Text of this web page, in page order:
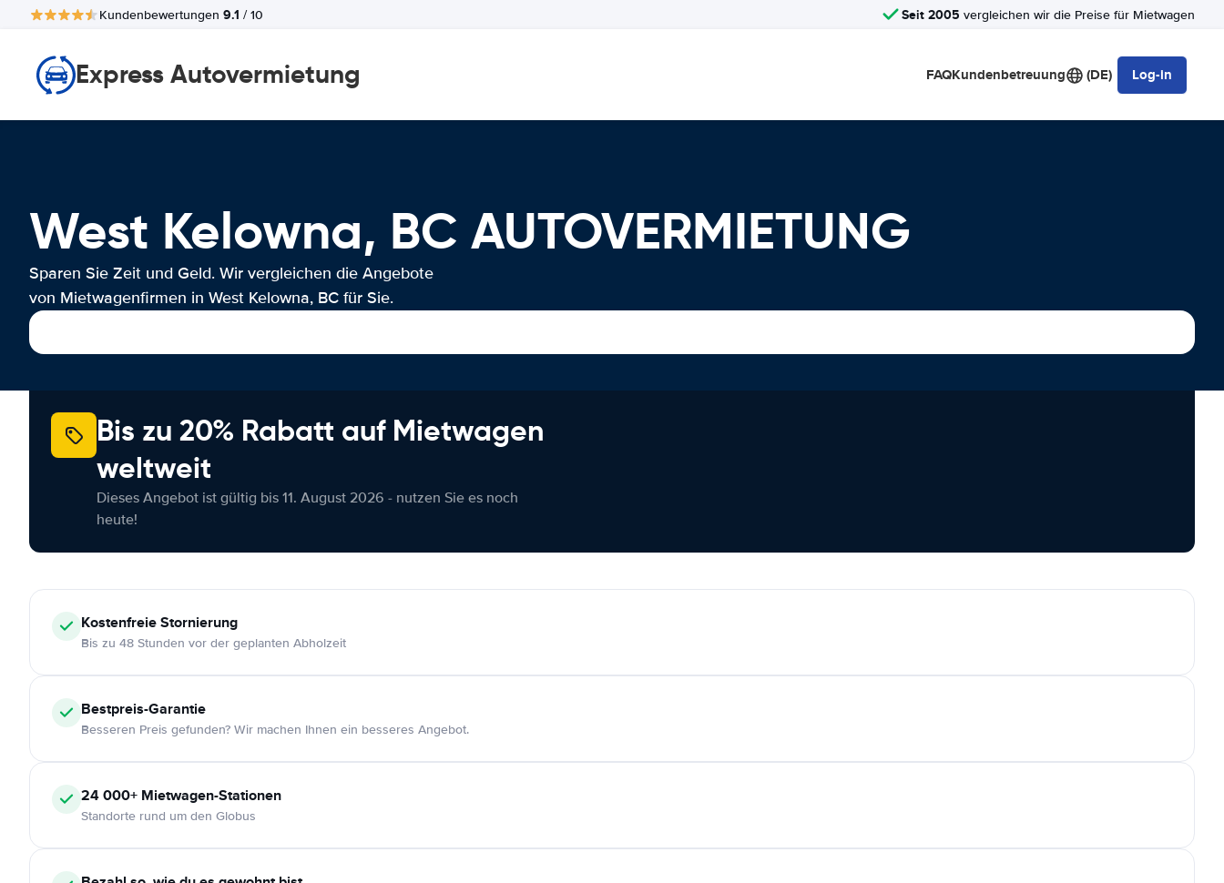
Kundenbewertungen 9.1 / 10 Seit 2005 vergleichen wir die Preise für Mietwagen
Express Autovermietung FAQKundenbetreuung (DE) Log-in
West Kelowna, BC AUTOVERMIETUNG
Sparen Sie Zeit und Geld. Wir vergleichen die Angebote
von Mietwagenfirmen in West Kelowna, BC für Sie.
Bis zu 20% Rabatt auf Mietwagen
weltweit
Dieses Angebot ist gültig bis 11. August 2026 - nutzen Sie es noch
heute!
KostenfreieStornierung
Bis zu 48 Stunden vor der geplanten Abholzeit
Bestpreis-Garantie
Besseren Preis gefunden? Wir machen Ihnen ein besseres Angebot.
24 000+ Mietwagen-Stationen
Standorte rund um den Globus